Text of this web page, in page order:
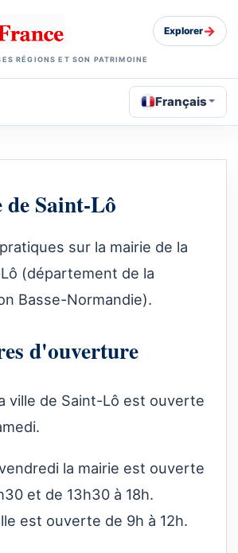
RÉGIONS ET SON PATRIMOINE
Explorer→
Français
Saint-Lô
sur la mairie de la
(département de la
Basse-Normandie).
d'ouverture
ville de Saint-Lô est ouverte
la mairie est ouverte
et de 13h30 à 18h.
est ouverte de 9h à 12h.